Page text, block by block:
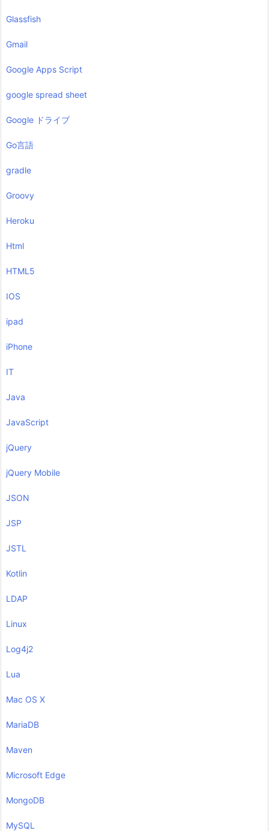
Glassfish
Gmail
Google Apps Script
google spread sheet
Google ドライブ
Go言語
gradle
Groovy
Heroku
Html
HTML5
IOS
ipad
iPhone
IT
Java
JavaScript
jQuery
jQuery Mobile
JSON
JSP
JSTL
Kotlin
LDAP
Linux
Log4j2
Lua
Mac OS X
MariaDB
Maven
Microsoft Edge
MongoDB
MySQL